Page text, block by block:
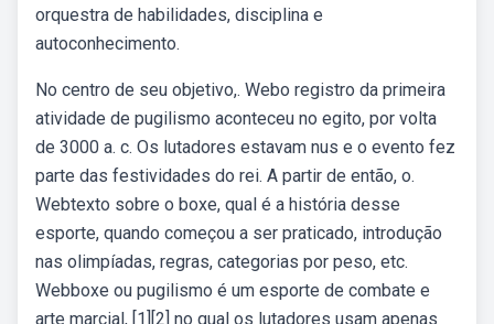
orquestra de habilidades, disciplina e
autoconhecimento.
No centro de seu objetivo,. Webo registro da primeira
atividade de pugilismo aconteceu no egito, por volta
de 3000 a. c. Os lutadores estavam nus e o evento fez
parte das festividades do rei. A partir de então, o.
Webtexto sobre o boxe, qual é a história desse
esporte, quando começou a ser praticado, introdução
nas olimpíadas, regras, categorias por peso, etc.
Webboxe ou pugilismo é um esporte de combate e
arte marcial, [1][2] no qual os lutadores usam apenas